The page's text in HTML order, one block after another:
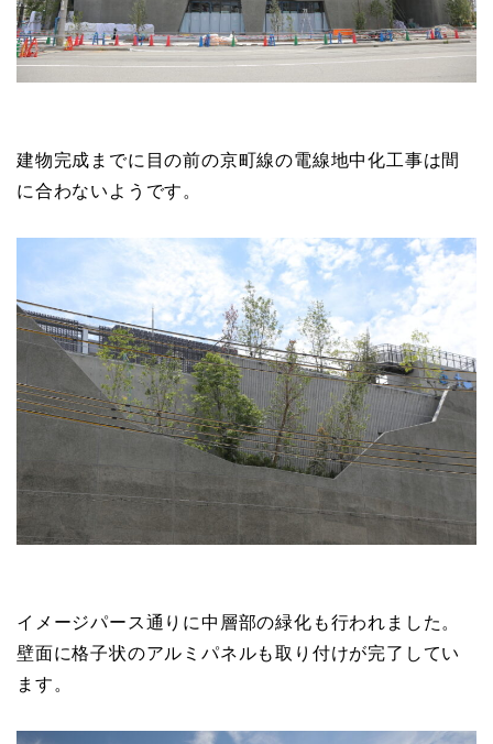
建物完成までに目の前の京町線の電線地中化工事は間
に合わないようです。
イメージパース通りに中層部の緑化も行われました。
壁面に格子状のアルミパネルも取り付けが完了してい
ます。